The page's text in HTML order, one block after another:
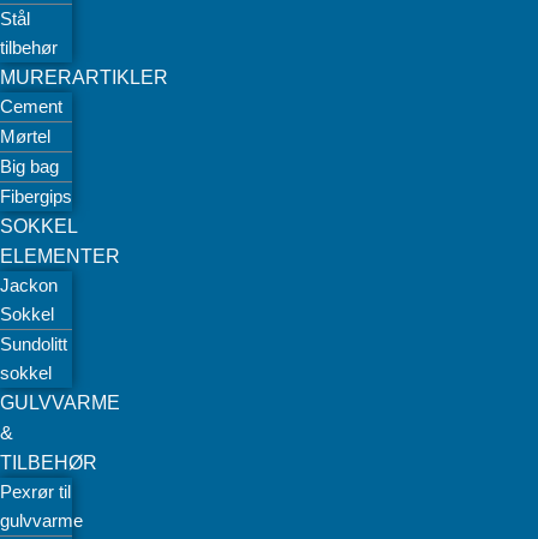
Stål
tilbehør
MURERARTIKLER
Cement
Mørtel
Big bag
Fibergips
SOKKEL
ELEMENTER
Jackon
Sokkel
Sundolitt
sokkel
GULVVARME
&
TILBEHØR
Pexrør til
gulvvarme